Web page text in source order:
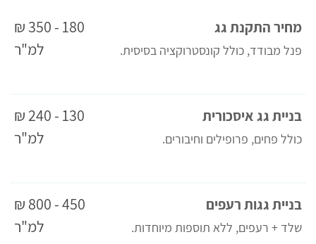
מחיר התקנת גג
פנל מבודד, כולל קונסטרוקציה בסיסית.
180 - 350 ₪
למ"ר
בניית גג איסכורית
כולל פחים, פרופילים וחיבורים.
130 - 240 ₪
למ"ר
בניית גגות רעפים
שלד + רעפים, ללא תוספות מיוחדות.
450 - 800 ₪
למ"ר